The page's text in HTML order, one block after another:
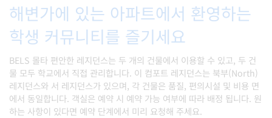
해변가에 있는 아파트에서 환영하는
학생 커뮤니티를 즐기세요
BELS 몰타 편안한 레지던스는 두 개의 건물에서 이용할 수 있고, 두 건
물 모두 학교에서 직접 관리합니다. 이 컴포트 레지던스는 북부(North)
레지던스와 서 레지던스가 있으며, 각 건물은 품질, 편의시설 및 비용 면
에서 동일합니다. 객실은 예약 시 예약 가능 여부에 따라 배정 됩니다. 원
하는 사항이 있다면 예약 단계에서 미리 요청해 주세요.